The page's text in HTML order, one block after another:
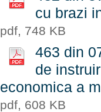
cu brazi
pdf, 748 KB
463 din
de
economica a
pdf, 608 KB